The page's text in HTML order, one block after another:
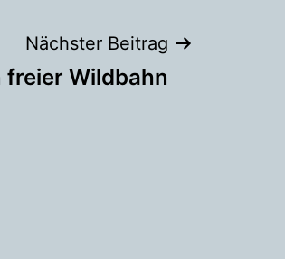
Nächster Beitrag
freier Wildbahn